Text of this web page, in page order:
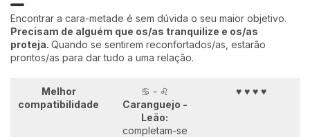
Encontrar a cara-metade é sem dúvida o seu maior objetivo.
Precisam de alguém que os/as tranquilize e os/as
proteja. Quando se sentirem reconfortados/as, estarão
prontos/as para dar tudo a uma relação.
Melhor
compatibilidade
♋ - ♌
Caranguejo -
Leão:
completam-se
♥ ♥ ♥ ♥